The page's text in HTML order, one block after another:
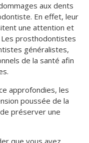
aux dents
En effet, leur
une attention et
prosthodontistes
généralistes,
de la santé afin
approfondies, les
poussée de la
préserver une